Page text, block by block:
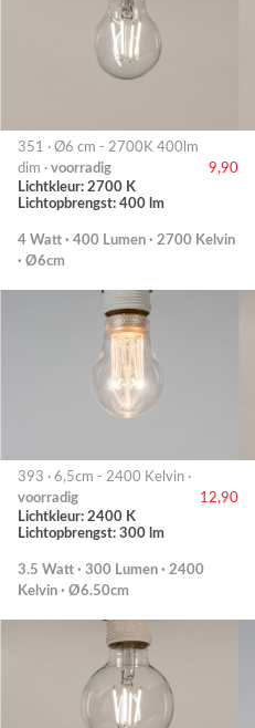
351 · Ø6 cm - 2700K 400lm
dim · voorradig
9,90
Lichtkleur: 2700 K
Lichtopbrengst: 400 lm
4 Watt · 400 Lumen · 2700 Kelvin
· Ø6cm
393 · 6,5cm - 2400 Kelvin ·
voorradig
12,90
Lichtkleur: 2400 K
Lichtopbrengst: 300 lm
3.5 Watt · 300 Lumen · 2400
Kelvin · Ø6.50cm